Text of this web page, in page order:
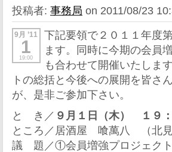
投稿者: 事務局 on 2011/08/23
9月 ’11
1
19:00
下記要領で２０１１年度
ます。同時に今期の会員
も合わせて開催いたしま
トの総括と今後への展開を皆さ
が、是非ご参加下さい。
と き／ ９月１日（木） １９
ところ／居酒屋 喰萬八 （北
議 題／①会員増強プロジェク